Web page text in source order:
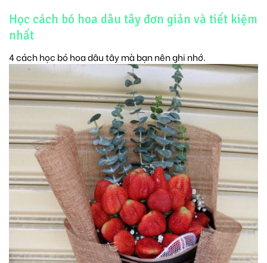
Học cách bó hoa dâu tây đơn giản và tiết kiệm
nhất
4 cách học bó hoa dâu tây mà bạn nên ghi nhớ.